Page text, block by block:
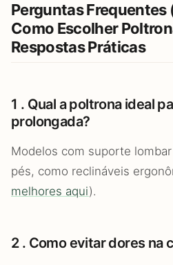
Perguntas Frequentes
Como Escolher
Respostas Práticas
1 . Qual a poltrona ideal
prolongada?
Modelos com suporte
pés, como reclináveis
melhores aqui).
2 . Como evitar dores na